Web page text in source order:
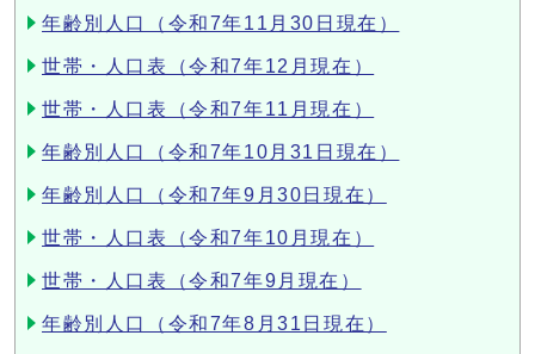
年齢別人口（令和7年11月30日現在）
世帯・人口表（令和7年12月現在）
世帯・人口表（令和7年11月現在）
年齢別人口（令和7年10月31日現在）
年齢別人口（令和7年9月30日現在）
世帯・人口表（令和7年10月現在）
世帯・人口表（令和7年9月現在）
年齢別人口（令和7年8月31日現在）